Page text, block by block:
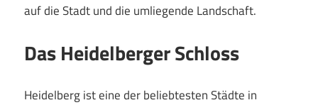
auf die Stadt und die umliegende Landschaft.
Das Heidelberger Schloss
Heidelberg ist eine der beliebtesten Städte in